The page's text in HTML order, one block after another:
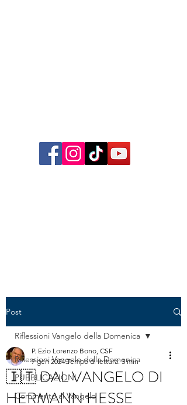
Post
Riflessioni Vangelo della Domenica
PUBBLICAZIONI
Commento al Vangelo
Riflessioni Vangelo della Domenica
🇮🇹 DAL VANGELO DI
HERMANN HESSE
P. Ezio Lorenzo Bono, CSF
7 gen 2024 Tempo di lettura: 3 min